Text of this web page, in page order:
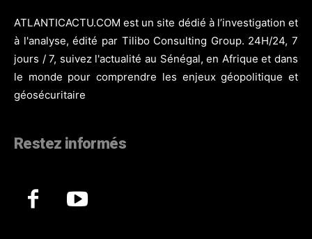
ATLANTICACTU.COM est un site dédié à l’investigation et
à l'analyse, édité par Tilibo Consulting Group. 24H/24, 7
jours / 7, suivez l'actualité au Sénégal, en Afrique et dans
le monde pour comprendre les enjeux géopolitique et
géosécuritaire
Restez informés